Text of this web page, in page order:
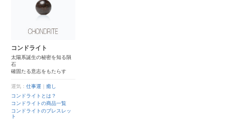
コンドライト
太陽系誕生の秘密を知る隕
石
確固たる意志をもたらす
運気：仕事運 ｜癒し
コンドライトとは？
コンドライトの商品一覧
コンドライトのブレスレッ
ト